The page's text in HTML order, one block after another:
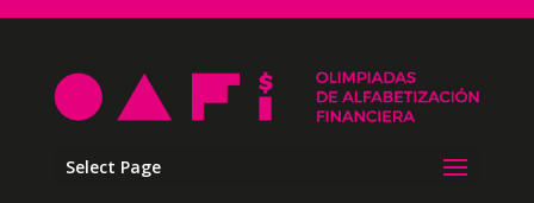
Select Page